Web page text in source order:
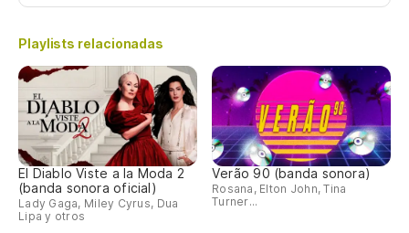
Playlists relacionadas
El Diablo Viste a la Moda 2
(banda sonora oficial)
Lady Gaga, Miley Cyrus, Dua
Lipa y otros
Verão 90 (banda sonora)
Rosana, Elton John, Tina
Turner...